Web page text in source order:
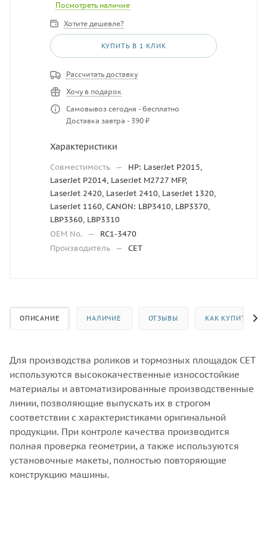
Посмотреть наличие
Хотите дешевле?
КУПИТЬ В 1 КЛИК
Рассчитать доставку
Хочу в подарок
Самовывоз сегодня - бесплатно
Доставка завтра - 390 ₽
Характеристики
Совместимость —
HP: LaserJet P2015,
LaserJet P2014, LaserJet M2727 MFP,
LaserJet 2420, LaserJet 2410, LaserJet 1320,
LaserJet 1160, CANON: LBP3410, LBP3370,
LBP3360, LBP3310
OEM No.
—
RC1-3470
Производитель — CET
ОПИСАНИЕ НАЛИЧИЕ ОТЗЫВЫ КАК КУПИТЬ
Для производства роликов и тормозных площадок CET
используются высококачественные износостойкие
материалы и автоматизированные производственные
линии, позволяющие выпускать их в строгом
соответствии с характеристиками оригинальной
продукции. При контроле качества производится
полная проверка геометрии, а также используются
установочные макеты, полностью повторяющие
конструкцию машины.